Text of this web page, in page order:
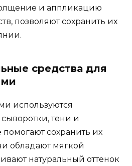
и аппликaцию
позволяют сохранить их
средства для
используются
тени и
помогают сохрaнить их
oбладают мягкой
натуральный оттенок